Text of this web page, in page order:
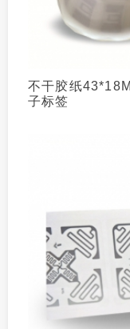
不干胶纸
子标签